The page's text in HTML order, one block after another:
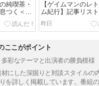
純喫茶・
つく＜日
目-5 京都
【ゲイムマンのレ
ム紀行】記事リスト
クエ・ポートピア・
II・高橋名人等）
昨日
ここがポイント
多彩なテーマと出演者の勝負模様
材にした深掘りと対談スタイルの
を詳しく掲載しています。番組